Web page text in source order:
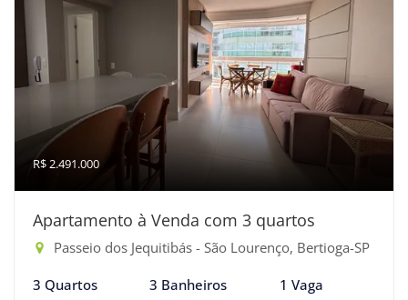
R$ 2.491.000
Apartamento à Venda com 3 quartos
Passeio dos Jequitibás - São Lourenço, Bertioga-SP
3 Quartos 3 Banheiros 1 Vaga